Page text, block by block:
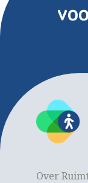
Over